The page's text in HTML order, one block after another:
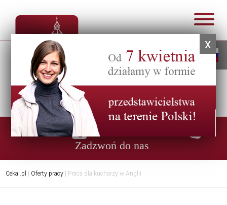
Infolinia:
0048 57 47 01 284
Zadzwoń do nas
Cekal.pl Oferty pracy Praca dla kucharzy w Anglii
x